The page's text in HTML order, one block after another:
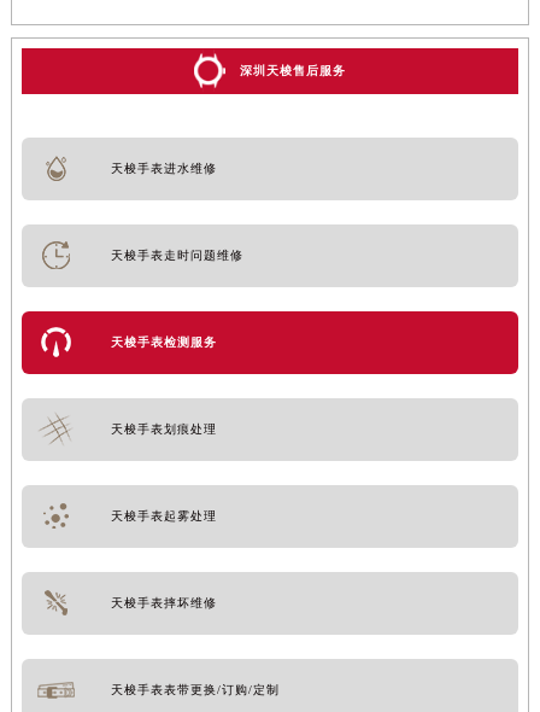
深圳天梭售后服务
天梭手表进水维修
天梭手表走时问题维修
天梭手表检测服务
天梭手表划痕处理
天梭手表起雾处理
天梭手表摔坏维修
天梭手表表带更换/订购/定制